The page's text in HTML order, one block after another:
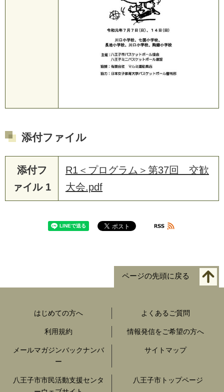
添付ファイル
添付フ
ァイル 1
R1＜プログラム＞第37回 交歓
大会.pdf
ページの先頭に戻る
はじめての方へ よくあるご質問
利用規約 情報発信をご希望の方へ
メールマガジンバックナンバ
ー
サイトマップ
八王子市市民活動支援センタ
八王子市トップページ